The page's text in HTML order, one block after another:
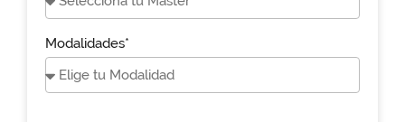
Modalidades*